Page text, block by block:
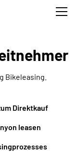
Bikeleasing.
Direktkauf
leasen